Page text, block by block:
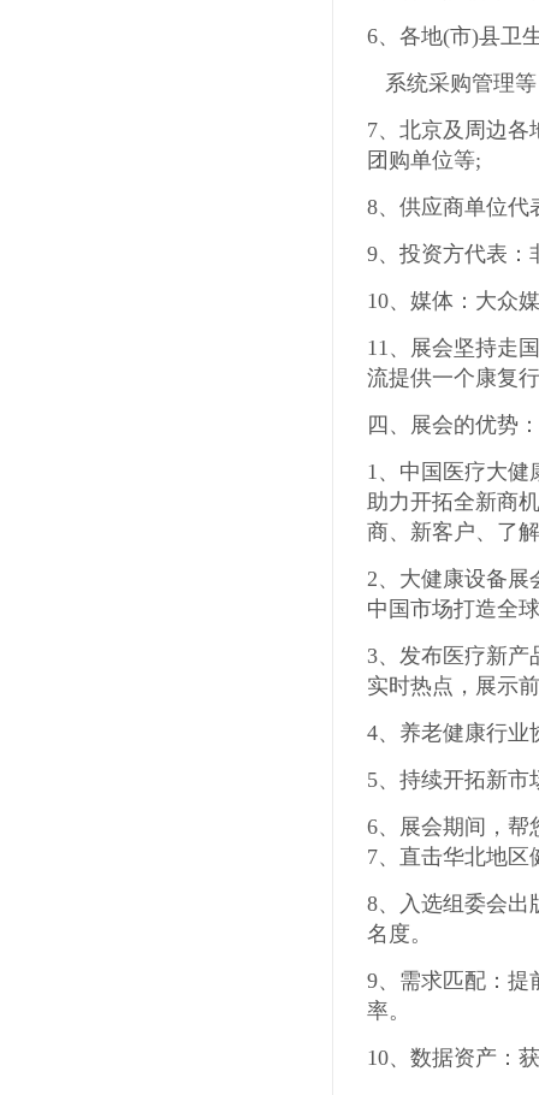
6、各地(市)县卫
系统采购管理
7、北京及周边
团购单位等;
8、供应商单位代
9、投资方代表：
10、媒体：大众
11、展会坚持走
流提供一个康复
四、展会的优势：
1、中国医疗大健
助力开拓全新商
商、新客户、了
2、 大健康设备展
中国市场打造全
3、发布医疗新产
实时热点，展示
4、 养老健康行业
5、持续开拓新市
6、展会期间，帮
7、直击华北地区
8、入选组委会出
名度。
9、需求匹配：提
率。
10、数据资产：